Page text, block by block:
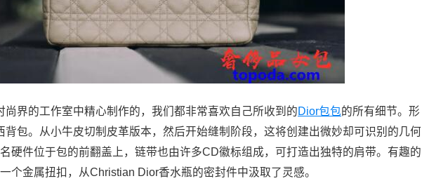
尚界的工作室中精心制作的，我们都非常喜欢自己所收到的Dior包包的所有细节。形
背包。从小牛皮切制皮革版本，然后开始缝制阶段，这将创建出微妙却可识别的几何
硬件位于包的前翻盖上，链带也由许多CD徽标组成，可打造出独特的肩带。有趣的
个金属扭扣，从Christian Dior香水瓶的密封件中汲取了灵感。